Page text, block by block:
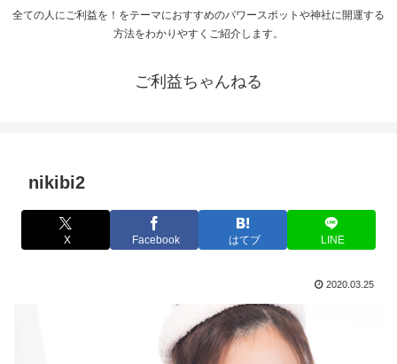
全ての人にご利益を！をテーマにおすすめのパワースポットや神社に開運する
方法をわかりやすくご紹介します。
ご利益ちゃんねる
nikibi2
X Facebook はてブ LINE
2020.03.25